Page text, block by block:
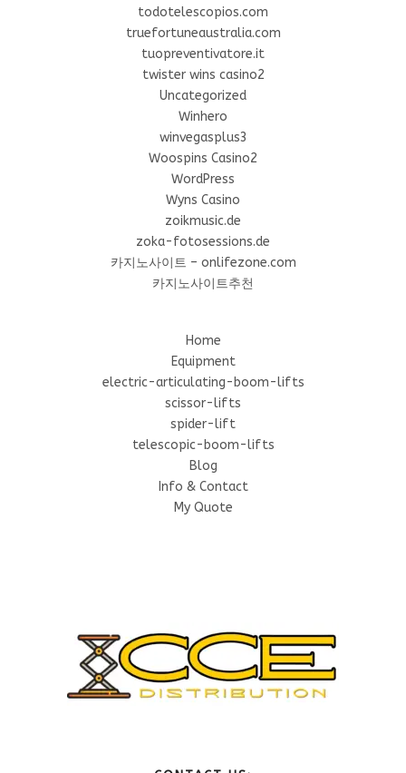
todotelescopios.com
truefortuneaustralia.com
tuopreventivatore.it
twister wins casino2
Uncategorized
Winhero
winvegasplus3
Woospins Casino2
WordPress
Wyns Casino
zoikmusic.de
zoka-fotosessions.de
카지노사이트 – onlifezone.com
카지노사이트추천
Home
Equipment
electric-articulating-boom-lifts
scissor-lifts
spider-lift
telescopic-boom-lifts
Blog
Info & Contact
My Quote